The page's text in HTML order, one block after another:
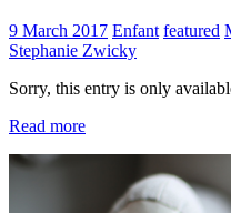
9 March 2017 Enfant featured
Stephanie Zwicky
Sorry, this entry is only
Read more